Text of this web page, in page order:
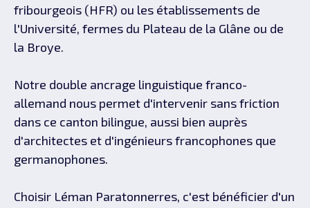
fribourgeois (HFR) ou les établissements de
l'Université, fermes du Plateau de la Glâne ou de
la Broye.
Notre double ancrage linguistique franco-
allemand nous permet d'intervenir sans friction
dans ce canton bilingue, aussi bien auprès
d'architectes et d'ingénieurs francophones que
germanophones.
Choisir Léman Paratonnerres, c'est bénéficier d'un